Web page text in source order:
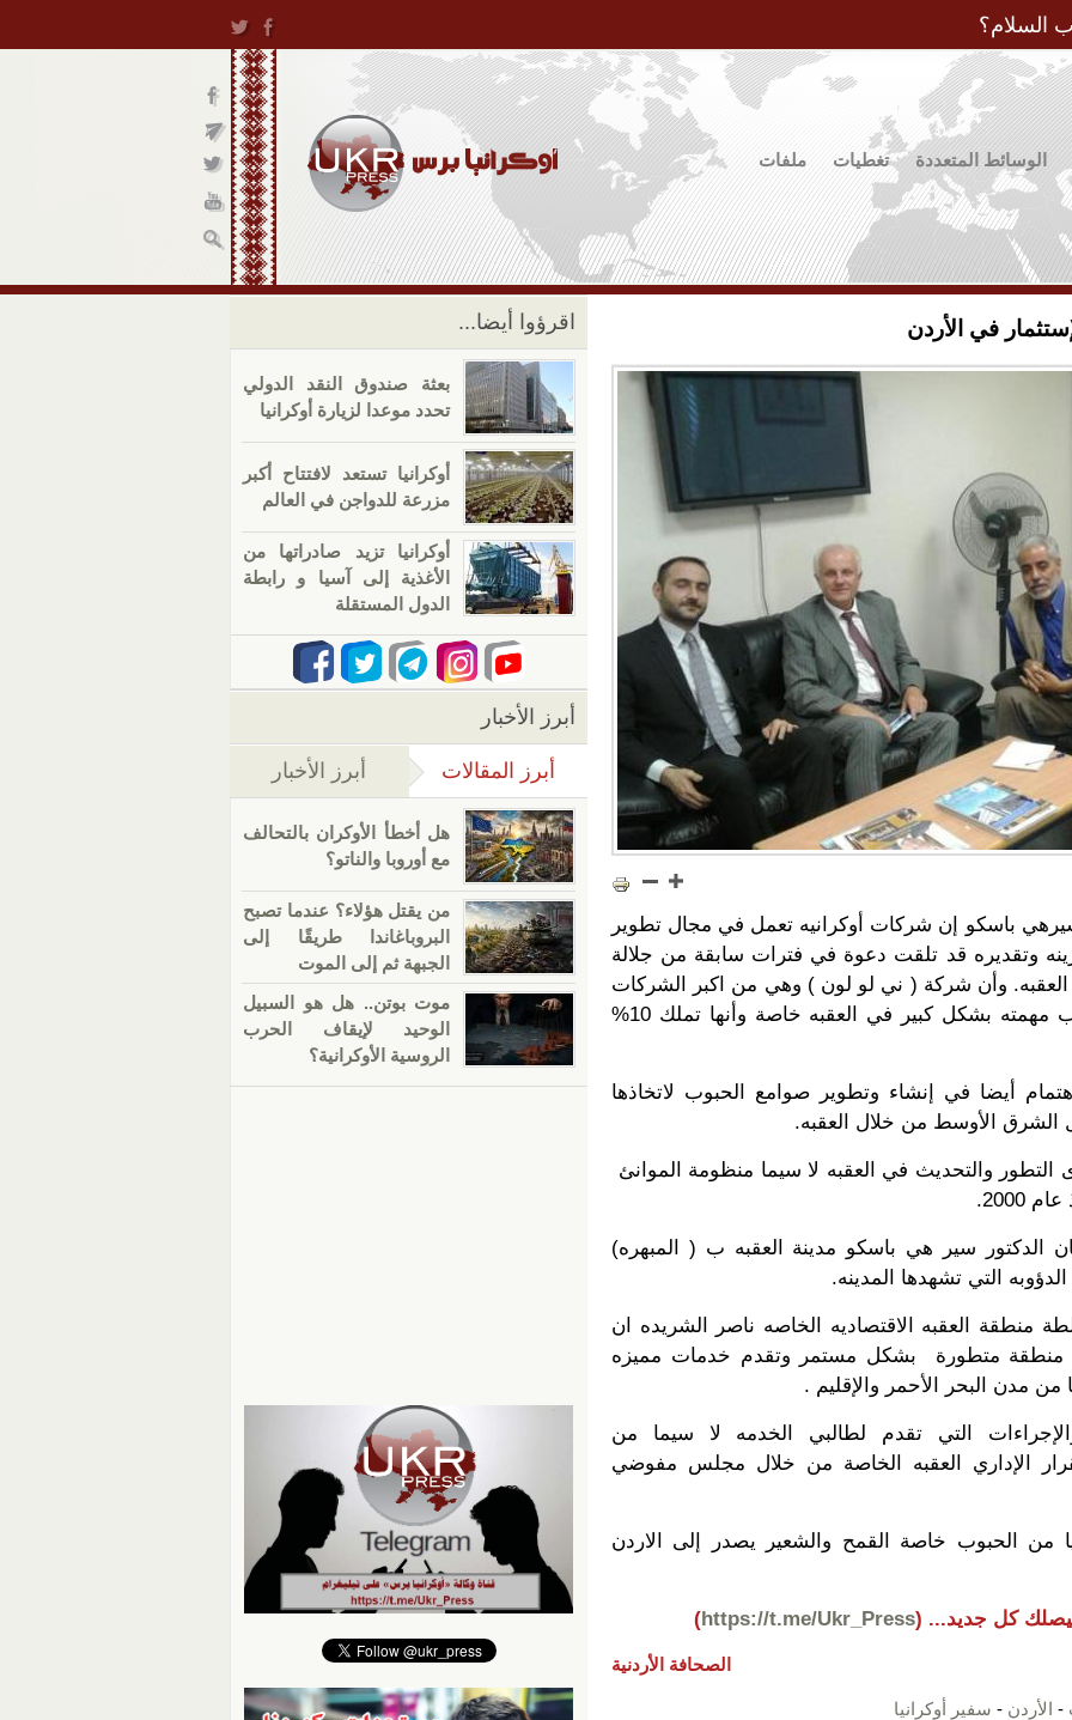
السلام؟
الوسائط المتعددة تغطيات ملفات
في الأردن
باسكو إن شركات أوكرانيه تعمل في مجال تطوير
وتقديره قد تلقت دعوة في فترات سابقة من جلالة
في العقبه. وأن شركة ( ني لو لون ) وهي من اكبر الشركات
الأوكرانية في قطاع صوامع الحبوب مهمته بشكل كبير في العقبه خاصة وأنها تملك 10%
أيضا في إنشاء وتطوير صوامع الحبوب لاتخاذها
الشرق الأوسط من خلال العقبه.
التطور والتحديث في العقبه لا سيما منظومة الموانئ
الدكتور سير هي باسكو مدينة العقبه ب ( المبهره)
التي تشهدها المدينه.
منطقة العقبه الاقتصاديه الخاصه ناصر الشريده ان
منطقة متطورة بشكل مستمر وتقدم خدمات مميزه
مدن البحر الأحمر والإقليم .
التي تقدم لطالبي الخدمه لا سيما من
الإداري العقبه الخاصة من خلال مجلس مفوضي
أوكرانيا من الحبوب خاصة القمح والشعير يصدر إلى الاردن
كل جديد... (
https://t.me/Ukr_Press
)
الصحافة الأردنية
- الأردن - سفير أوكرانيا
اقرؤوا أيضا...
بعثة صندوق النقد الدولي
تحدد موعدا لزيارة أوكرانيا
أوكرانيا تستعد لافتتاح أكبر
مزرعة للدواجن في العالم
أوكرانيا تزيد صادراتها من
الأغذية إلى آسيا و رابطة
الدول المستقلة
أبرز الأخبار
أبرز المقالات (علامة التبويب النشطة)
أبرز الأخبار
هل أخطأ الأوكران بالتحالف
مع أوروبا والناتو؟
من يقتل هؤلاء؟ عندما تصبح
البروباغاندا طريقًا إلى
الجبهة ثم إلى الموت
موت بوتن.. هل هو السبيل
الوحيد لإيقاف الحرب
الروسية الأوكرانية؟